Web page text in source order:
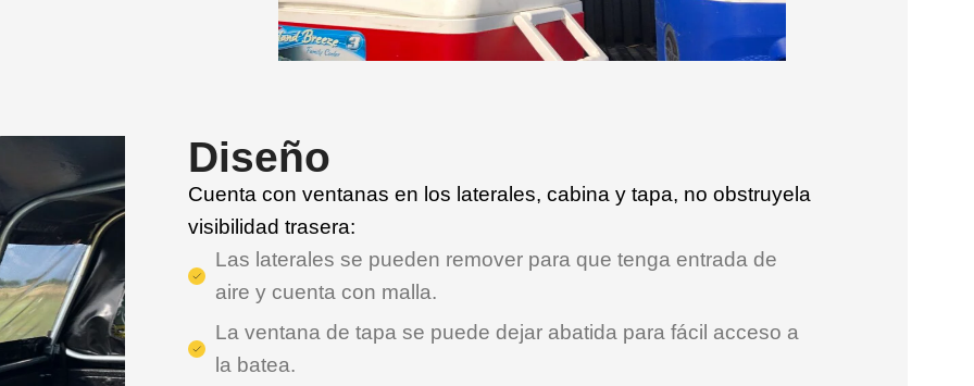
Diseño
Cuenta con ventanas en los laterales, cabina y tapa, no obstruyela
visibilidad trasera:
Las laterales se pueden remover para que tenga entrada de
aire y cuenta con malla.
La ventana de tapa se puede dejar abatida para fácil acceso a
la batea.